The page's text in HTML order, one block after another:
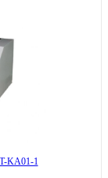
KA01-1